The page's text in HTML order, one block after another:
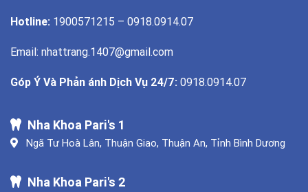
Hotline: 1900571215 – 0918.0914.07
Email: nhattrang.1407@gmail.com
Góp Ý Và Phản ánh Dịch Vụ 24/7: 0918.0914.07
Nha Khoa Pari's 1
Ngã Tư Hoà Lân, Thuận Giao, Thuận An, Tỉnh Bình Dương
Nha Khoa Pari's 2